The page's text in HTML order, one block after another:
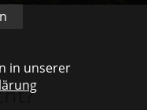
in unserer